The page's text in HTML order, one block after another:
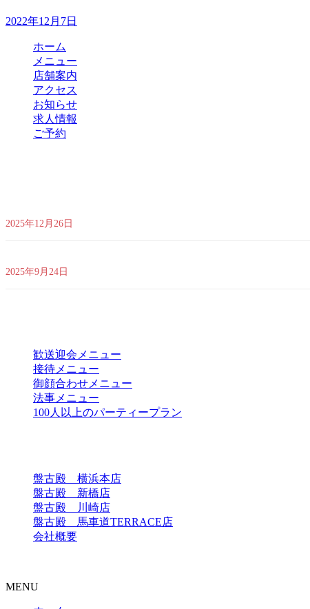
2022年12月7日
ホーム
メニュー
店舗案内
アクセス
お知らせ
求人情報
ご予約
2025年12月26日
2025年9月24日
歓送迎会メニュー
接待メニュー
御顔合わせメニュー
法事メニュー
100人以上のパーティープラン
盤古殿 横浜本店
盤古殿 新橋店
盤古殿 川崎店
盤古殿 馬車道TERRACE店
会社概要
MENU